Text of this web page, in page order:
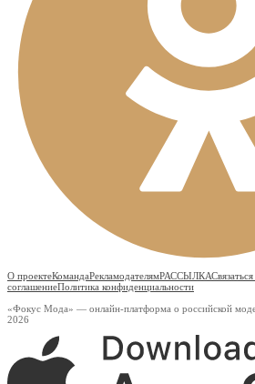
О проектеКомандаРекламодателямРАССЫЛКА
соглашениеПолитика конфиденциальности
«Фокус Мода» — онлайн-платформа о российской
2026